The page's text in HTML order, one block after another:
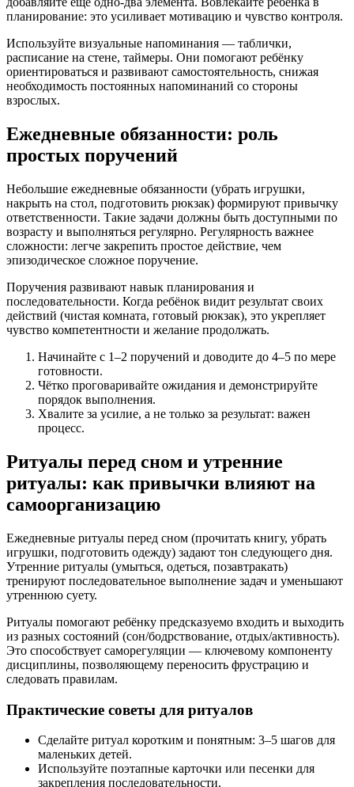
планирование: это усиливает мотивацию и чувство контроля.
Используйте визуальные напоминания — таблички,
расписание на стене, таймеры. Они помогают ребёнку
ориентироваться и развивают самостоятельность, снижая
необходимость постоянных напоминаний со стороны
взрослых.
Ежедневные обязанности: роль
простых поручений
Небольшие ежедневные обязанности (убрать игрушки,
накрыть на стол, подготовить рюкзак) формируют привычку
ответственности. Такие задачи должны быть доступными по
возрасту и выполняться регулярно. Регулярность важнее
сложности: легче закрепить простое действие, чем
эпизодическое сложное поручение.
Поручения развивают навык планирования и
последовательности. Когда ребёнок видит результат своих
действий (чистая комната, готовый рюкзак), это укрепляет
чувство компетентности и желание продолжать.
Начинайте с 1–2 поручений и доводите до 4–5 по мере
готовности.
Чётко проговаривайте ожидания и демонстрируйте
порядок выполнения.
Хвалите за усилие, а не только за результат: важен
процесс.
Ритуалы перед сном и утренние
ритуалы: как привычки влияют на
самоорганизацию
Ежедневные ритуалы перед сном (прочитать книгу, убрать
игрушки, подготовить одежду) задают тон следующего дня.
Утренние ритуалы (умыться, одеться, позавтракать)
тренируют последовательное выполнение задач и уменьшают
утреннюю суету.
Ритуалы помогают ребёнку предсказуемо входить и выходить
из разных состояний (сон/бодрствование, отдых/активность).
Это способствует саморегуляции — ключевому компоненту
дисциплины, позволяющему переносить фрустрацию и
следовать правилам.
Практические советы для ритуалов
Сделайте ритуал коротким и понятным: 3–5 шагов для
маленьких детей.
Используйте поэтапные карточки или песенки для
закрепления последовательности.